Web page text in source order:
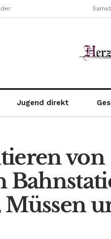
Jugend direkt
von
Müssen